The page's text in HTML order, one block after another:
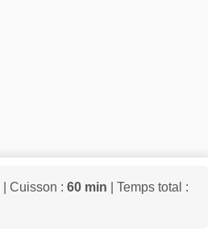
| Cuisson : 60 min | Temps total :